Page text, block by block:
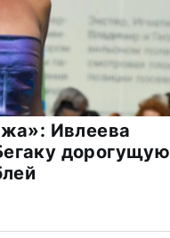
Ивлеева
дорогущую